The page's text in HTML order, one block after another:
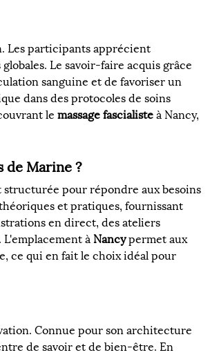
Les participants apprécient
Le savoir-faire acquis grâce
sanguine et de favoriser un
dans des protocoles de soins
le massage fascialiste à Nancy,
de Marine ?
structurée pour répondre aux besoins
et pratiques, fournissant
en direct, des ateliers
à Nancy permet aux
ce qui en fait le choix idéal pour
Connue pour son architecture
de savoir et de bien-être. En